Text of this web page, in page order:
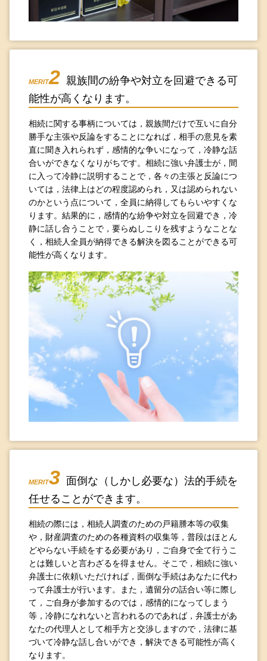
MERIT2 親族間の紛争や対立を回避できる可
能性が高くなります。
相続に関する事柄については，親族間だけで互いに自分
勝手な主張や反論をすることになれば，相手の意見を素
直に聞き入れられず，感情的な争いになって，冷静な話
合いができなくなりがちです。相続に強い弁護士が，間
に入って冷静に説明することで，各々の主張と反論につ
いては，法律上はどの程度認められ，又は認められない
のかという点について，全員に納得してもらいやすくな
ります。結果的に，感情的な紛争や対立を回避でき，冷
静に話し合うことで，要らぬしこりを残すようなことな
く，相続人全員が納得できる解決を図ることができる可
能性が高くなります。
MERIT3 面倒な（しかし必要な）法的手続を
任せることができます。
相続の際には，相続人調査のための戸籍謄本等の収集
や，財産調査のための各種資料の収集等，普段はほとん
どやらない手続をする必要があり，ご自身で全て行うこ
とは難しいと言わざるを得ません。そこで，相続に強い
弁護士に依頼いただければ，面倒な手続はあなたに代わ
って弁護士が行います。また，遺留分の話合い等に際し
て，ご自身が参加するのでは，感情的になってしまう
等，冷静になれないと言われるのであれば，弁護士があ
なたの代理人として相手方と交渉しますので，法律に基
づいて冷静な話し合いができ，解決できる可能性が高く
なります。